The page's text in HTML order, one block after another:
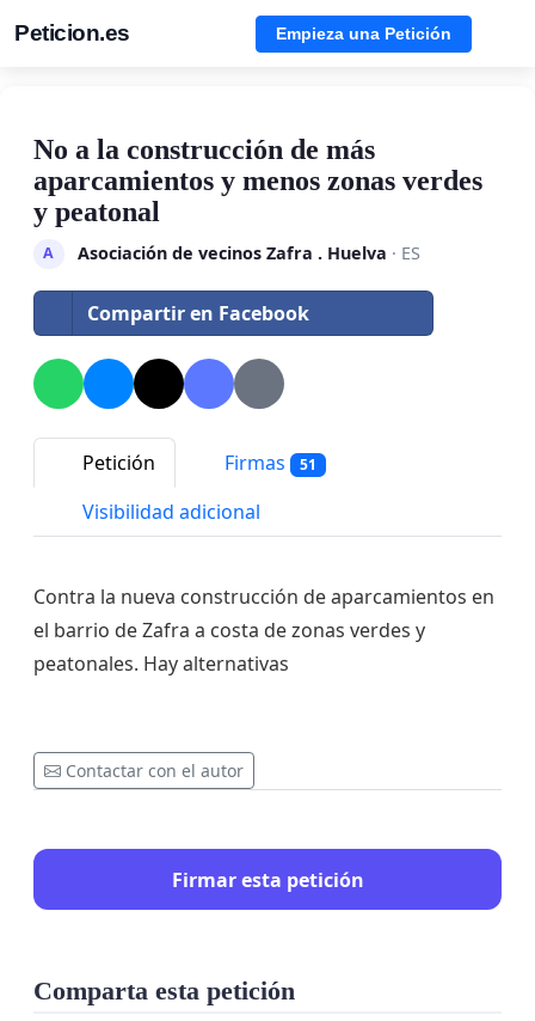
Peticion.es Empieza una Petición
No a la construcción de más
aparcamientos y menos zonas verdes
y peatonal
A Asociación de vecinos Zafra . Huelva · ES
Compartir en Facebook
Petición Firmas 51
Visibilidad adicional
Contra la nueva construcción de aparcamientos en
el barrio de Zafra a costa de zonas verdes y
peatonales. Hay alternativas
Contactar con el autor
Firmar esta petición
Comparta esta petición